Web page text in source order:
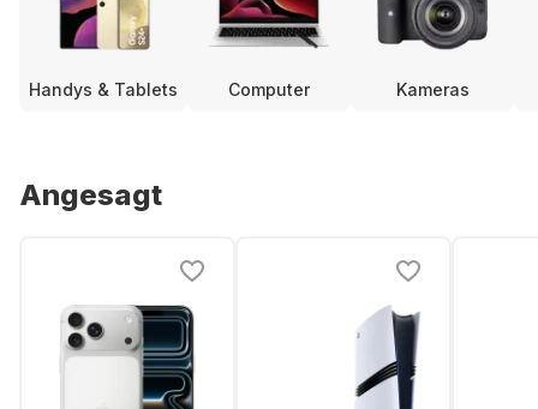
Handys & Tablets Computer Kameras
Angesagt